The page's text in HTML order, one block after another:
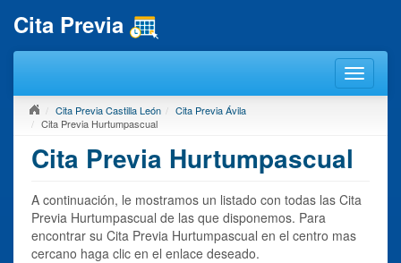
Cita Previa
Cita Previa Castilla León
Cita Previa Ávila
Cita Previa Hurtumpascual
Cita Previa Hurtumpascual
A continuación, le mostramos un listado con todas las Cita
Previa Hurtumpascual de las que disponemos. Para
encontrar su Cita Previa Hurtumpascual en el centro mas
cercano haga clic en el enlace deseado.